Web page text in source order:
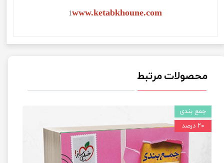
1www.ketabkhoune.com
محصولات مرتبط
جمع بندی
۲۰ درصد